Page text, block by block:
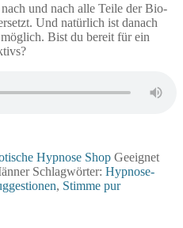
und nach alle Teile der Bio-
Und natürlich ist danach
Bist du bereit für ein
Hypnose Shop Geeignet
Schlagwörter: Hypnose-
, Stimme pur